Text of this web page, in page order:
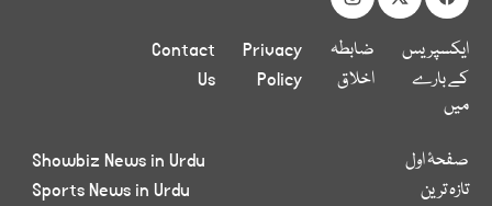
ایکسپریس
کے بارے
میں
ضابطہ
اخلاق
Privacy
Policy
Contact
Us
صفحۂ اول
تازہ ترین
Showbiz News in Urdu
Sports News in Urdu